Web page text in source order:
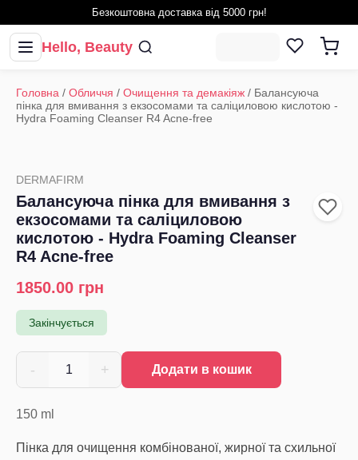
Безкоштовна доставка від 5000 грн!
Hello, Beauty
Головна / Обличчя / Очищення та демакіяж / Балансуюча
пінка для вмивання з екзосомами та саліциловою кислотою -
Hydra Foaming Cleanser R4 Aсne-free
DERMAFIRM
Балансуюча пінка для вмивання з
екзосомами та саліциловою
кислотою - Hydra Foaming Cleanser
R4 Aсne-free
1850.00 грн
Закінчується
- 1 + Додати в кошик
150 ml
Пінка для очищення комбінованої, жирної та схильної